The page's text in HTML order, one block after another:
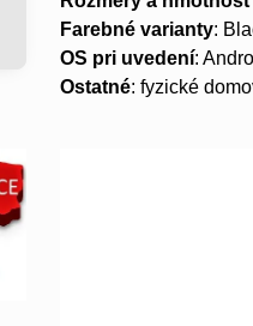
Farebné varianty:
OS pri uvedení:
Ostatné: fyzické